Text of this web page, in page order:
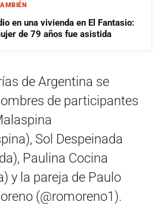
en una vivienda en El Fantasio:
de 79 años fue asistida
de Argentina se
de participantes
Sol Despeinada
Paulina Cocina
y la pareja de Paulo
(@romoreno1).